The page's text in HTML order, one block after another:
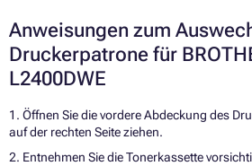
Anweisungen zum
Druckerpatrone für
L2400DWE
1. Öffnen Sie die vordere Abdeckung des
auf der rechten Seite ziehen.
2. Entnehmen Sie die Tonerkassette